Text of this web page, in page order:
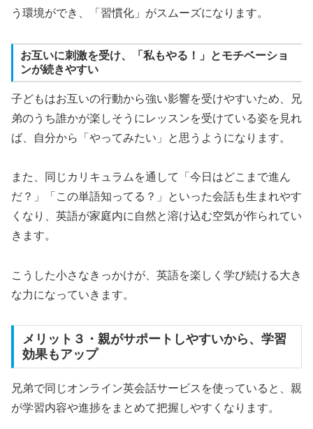
う環境ができ、「習慣化」がスムーズになります。
お互いに刺激を受け、「私もやる！」とモチベーショ
ンが続きやすい
子どもはお互いの行動から強い影響を受けやすいため、兄
弟のうち誰かが楽しそうにレッスンを受けている姿を見れ
ば、自分から「やってみたい」と思うようになります。
また、同じカリキュラムを通して「今日はどこまで進ん
だ？」「この単語知ってる？」といった会話も生まれやす
くなり、英語が家庭内に自然と溶け込む空気が作られてい
きます。
こうした小さなきっかけが、英語を楽しく学び続ける大き
な力になっていきます。
メリット３・親がサポートしやすいから、学習
効果もアップ
兄弟で同じオンライン英会話サービスを使っていると、親
が学習内容や進捗をまとめて把握しやすくなります。